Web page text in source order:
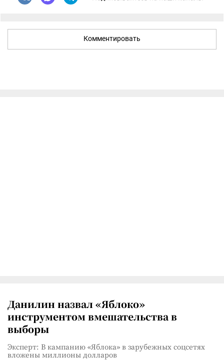
Комментировать
Данилин назвал «Яблоко»
инструментом вмешательства в
выборы
Эксперт: В кампанию «Яблока» в зарубежных соцсетях
вложены миллионы долларов